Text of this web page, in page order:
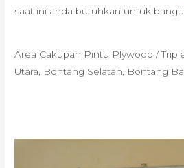
saat ini anda butuhkan untuk
Area Cakupan Pintu Plywood /
Utara, Bontang Selatan, Bontang